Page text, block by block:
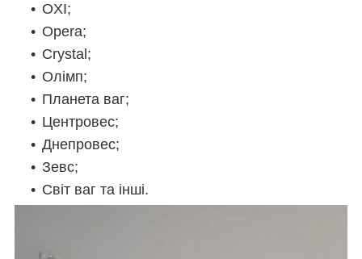
OXI;
Opera;
Crystal;
Олімп;
Планета ваг;
Центровес;
Днепровес;
Зевс;
Світ ваг та інші.